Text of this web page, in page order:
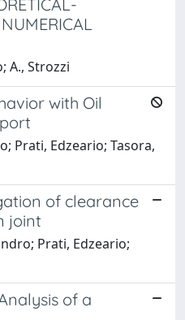
A., Strozzi
with Oil
Prati, Edzeario; Tasora,
of clearance
joint
Prati, Edzeario;
of a